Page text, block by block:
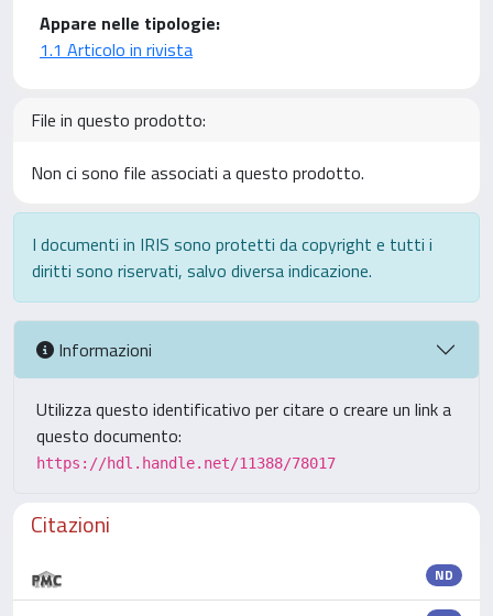
Appare nelle tipologie:
1.1 Articolo in rivista
File in questo prodotto:
Non ci sono file associati a questo prodotto.
I documenti in IRIS sono protetti da copyright e tutti i
diritti sono riservati, salvo diversa indicazione.
Informazioni
Utilizza questo identificativo per citare o creare un link a
questo documento:
https://hdl.handle.net/11388/78017
Citazioni
ND